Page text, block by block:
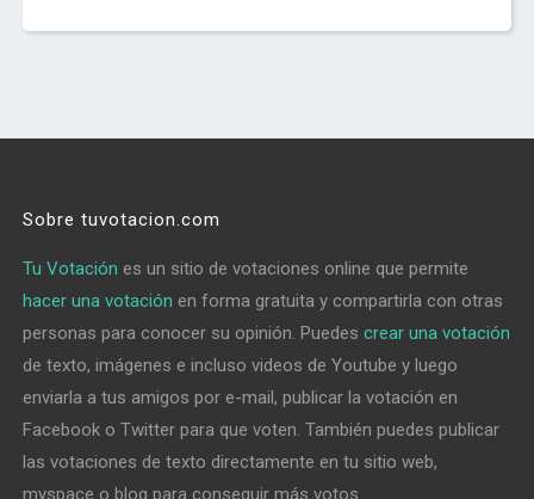
Sobre tuvotacion.com
Tu Votación es un sitio de votaciones online que permite
hacer una votación en forma gratuita y compartirla con otras
personas para conocer su opinión. Puedescrear una votación
de texto, imágenes e incluso videos de Youtube y luego
enviarla a tus amigos por e-mail, publicar la votación en
Facebook o Twitter para que voten. También puedes publicar
las votaciones de texto directamente en tu sitio web,
myspace o blog para conseguir más votos.